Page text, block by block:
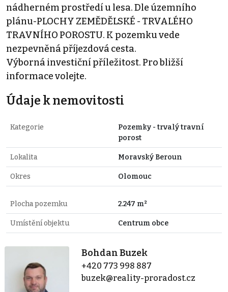
nádherném prostředí u lesa. Dle územního
plánu-PLOCHY ZEMĚDĚLSKÉ - TRVALÉHO
TRAVNÍHO POROSTU. K pozemku vede
nezpevněná příjezdová cesta.
Výborná investiční příležitost. Pro bližší
informace volejte.
Údaje k nemovitosti
Kategorie
Pozemky - trvalý travní
porost
Lokalita Moravský Beroun
Okres Olomouc
Plocha pozemku 2.247 m²
Umístění objektu Centrum obce
Bohdan Buzek
+420 773 998 887
buzek@reality-proradost.cz